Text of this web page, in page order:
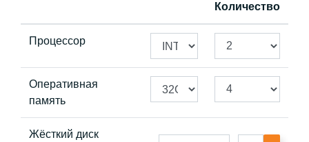
Количество
Процессор
Оперативная
память
Жёсткий диск